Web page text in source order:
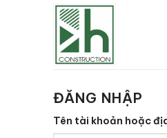
ĐĂNG NHẬP
Tên tài khoản hoặc